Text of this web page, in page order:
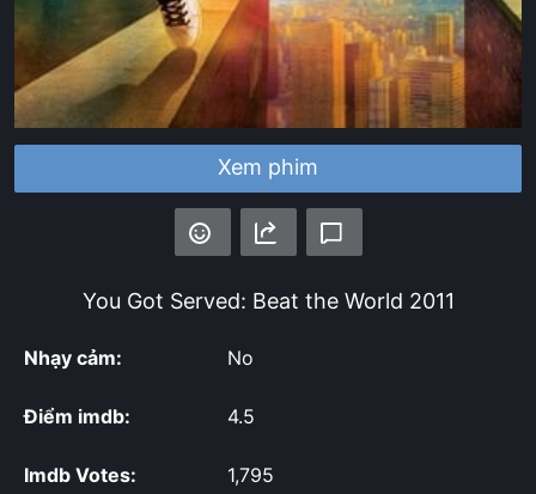
Xem phim
You Got Served: Beat the World 2011
Nhạy cảm: No
Điểm imdb: 4.5
Imdb Votes: 1,795